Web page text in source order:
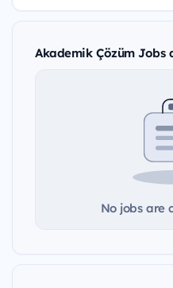
Akademik Çözüm Jobs
No jobs are